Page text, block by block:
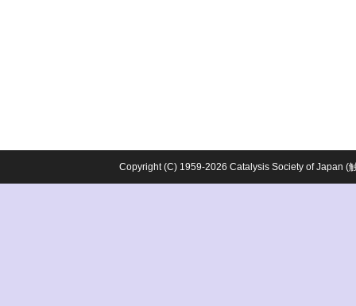
Copyright (C) 1959-2026 Catalysis Society of Japan (